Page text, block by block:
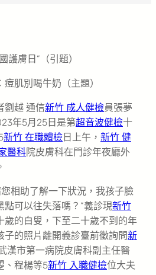
護膚日”（引題）
肌別喝牛奶（主題）
劉越 通信新竹 成人健檢員張夢
年5月25日是第超音波健檢十
新竹 在職體檢 日上午， 新竹 健
醫科院皮膚科在門診年夜廳外
相助了解一下狀況，我孩子臉
點可以往失落嗎？”義診現新竹
歲的白叟，下至二十歲不到的年
子的照片離開義診臺前徵詢問新
漢市第一病院皮膚科副主任醫
、程楊等5新竹 入職健檢位大夫